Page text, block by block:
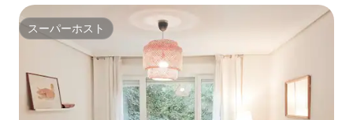
スーパーホスト
スーパーホスト